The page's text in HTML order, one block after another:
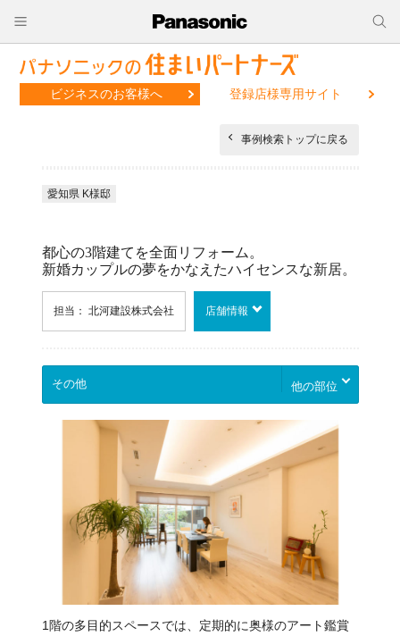
ビジネスのお客様へ 登録店様専用サイト
事例検索トップに戻る
愛知県 K様邸
都心の3階建てを全面リフォーム。
新婚カップルの夢をかなえたハイセンスな新居。
担当： 北河建設株式会社 店舗情報
他の部位
1階の多目的スペースでは、定期的に奥様のアート鑑賞